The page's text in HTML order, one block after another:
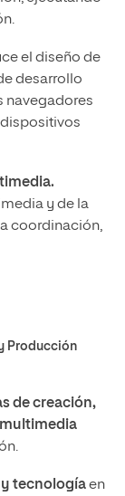
el diseño de
desarrollo
navegadores
y de la
coordinación,
Producción
de creación,
tecnologíaen